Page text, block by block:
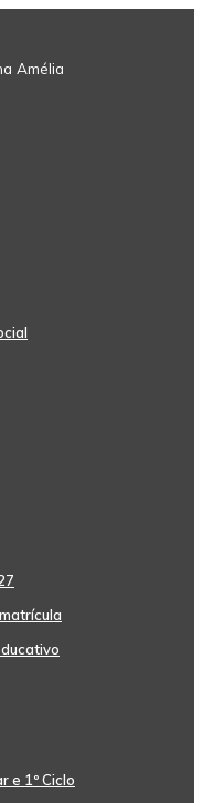
Amélia
e 1º Ciclo